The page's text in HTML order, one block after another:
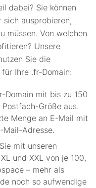
dabei? Sie können
ausprobieren,
müssen. Von welchen
Unsere
Sie die
Ihre .fr-Domain:
Domain mit bis zu 150
Größe aus.
Menge an E-Mail mit
Mail-Adresse.
mit unseren
und XXL von je 100,
– mehr als
noch so aufwendige